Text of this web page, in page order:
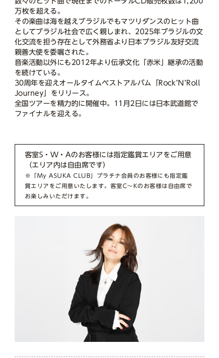
万枚を超える。
その楽曲は海を越えブラジルでもマツリダンスのヒット曲
としてブラジル社会で広く親しまれ、2025年ブラジルの文
化交流を担う存在として外務省より日本ブラジル友好交流
親善大使を委嘱された。
音楽活動以外にも2012年より伝承文化「赤米」継承の活動
を続けている。
30周年を迎えオールタイムベストアルバム「Rock’N’Roll
Journey」をリリース。
全国ツアーを精力的に開催中。11月2日には日本武道館で
ファイナルを迎える。
客室S・W・Aのお客様には指定鑑賞エリアをご用意
（エリア内は自由席です）
※「My ASUKA CLUB」プラチナ会員のお客様にも指定鑑
賞エリアをご用意いたします。客室C～Kのお客様は自由席で
お楽しみいただけます。